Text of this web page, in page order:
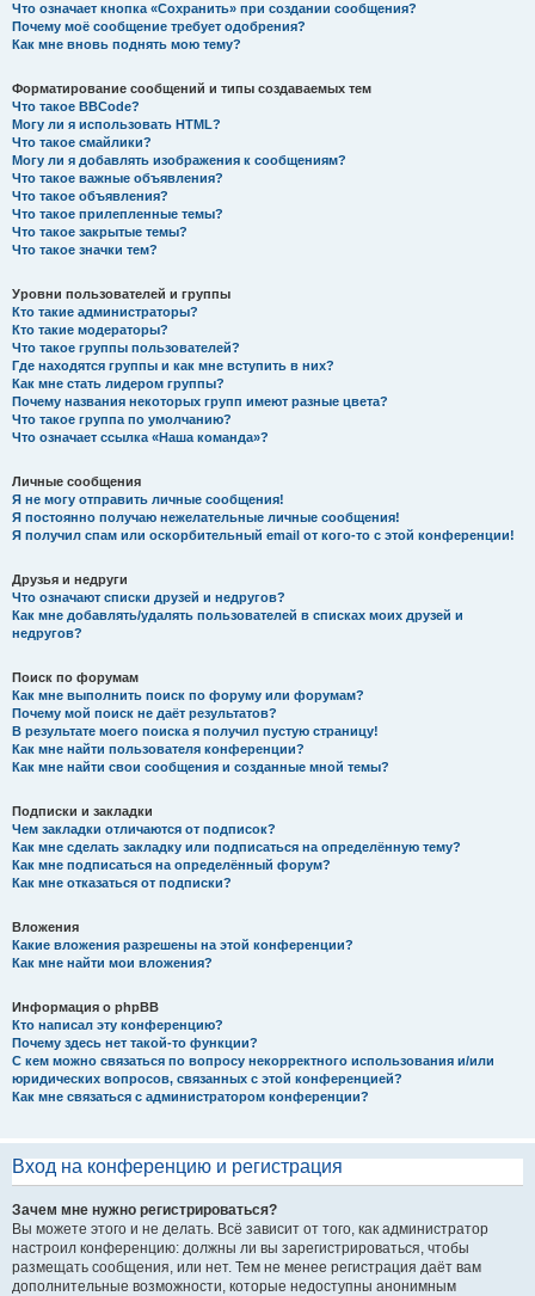
Что означает кнопка «Сохранить» при создании сообщения?
Почему моё сообщение требует одобрения?
Как мне вновь поднять мою тему?
Форматирование сообщений и типы создаваемых тем
Что такое BBCode?
Могу ли я использовать HTML?
Что такое смайлики?
Могу ли я добавлять изображения к сообщениям?
Что такое важные объявления?
Что такое объявления?
Что такое прилепленные темы?
Что такое закрытые темы?
Что такое значки тем?
Уровни пользователей и группы
Кто такие администраторы?
Кто такие модераторы?
Что такое группы пользователей?
Где находятся группы и как мне вступить в них?
Как мне стать лидером группы?
Почему названия некоторых групп имеют разные цвета?
Что такое группа по умолчанию?
Что означает ссылка «Наша команда»?
Личные сообщения
Я не могу отправить личные сообщения!
Я постоянно получаю нежелательные личные сообщения!
Я получил спам или оскорбительный email от кого-то с этой конференции!
Друзья и недруги
Что означают списки друзей и недругов?
Как мне добавлять/удалять пользователей в списках моих друзей и
недругов?
Поиск по форумам
Как мне выполнить поиск по форуму или форумам?
Почему мой поиск не даёт результатов?
В результате моего поиска я получил пустую страницу!
Как мне найти пользователя конференции?
Как мне найти свои сообщения и созданные мной темы?
Подписки и закладки
Чем закладки отличаются от подписок?
Как мне сделать закладку или подписаться на определённую тему?
Как мне подписаться на определённый форум?
Как мне отказаться от подписки?
Вложения
Какие вложения разрешены на этой конференции?
Как мне найти мои вложения?
Информация о phpBB
Кто написал эту конференцию?
Почему здесь нет такой-то функции?
С кем можно связаться по вопросу некорректного использования и/или
юридических вопросов, связанных с этой конференцией?
Как мне связаться с администратором конференции?
Вход на конференцию и регистрация
Зачем мне нужно регистрироваться?
Вы можете этого и не делать. Всё зависит от того, как администратор
настроил конференцию: должны ли вы зарегистрироваться, чтобы
размещать сообщения, или нет. Тем не менее регистрация даёт вам
дополнительные возможности, которые недоступны анонимным